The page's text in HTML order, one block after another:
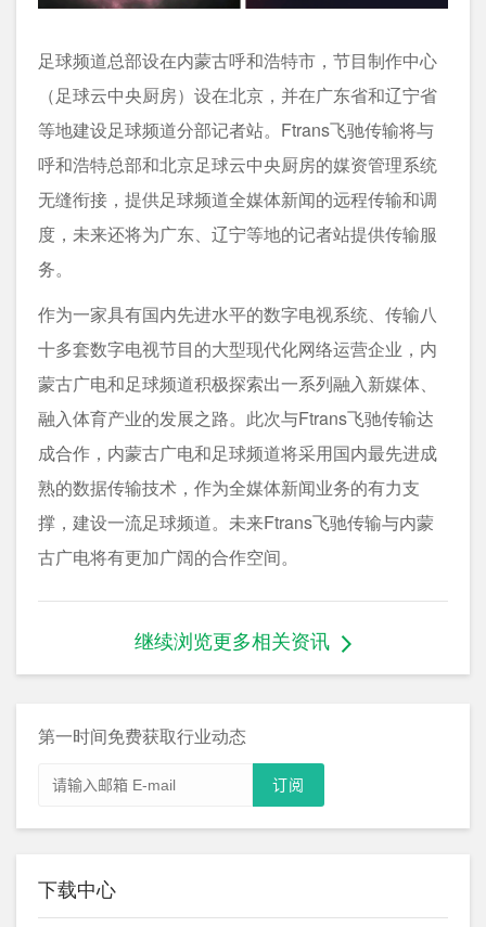
足球频道总部设在内蒙古呼和浩特市，节目制作中心
（足球云中央厨房）设在北京，并在广东省和辽宁省
等地建设足球频道分部记者站。Ftrans飞驰传输将与
呼和浩特总部和北京足球云中央厨房的媒资管理系统
无缝衔接，提供足球频道全媒体新闻的远程传输和调
度，未来还将为广东、辽宁等地的记者站提供传输服
务。
作为一家具有国内先进水平的数字电视系统、传输八
十多套数字电视节目的大型现代化网络运营企业，内
蒙古广电和足球频道积极探索出一系列融入新媒体、
融入体育产业的发展之路。此次与Ftrans飞驰传输达
成合作，内蒙古广电和足球频道将采用国内最先进成
熟的数据传输技术，作为全媒体新闻业务的有力支
撑，建设一流足球频道。未来Ftrans飞驰传输与内蒙
古广电将有更加广阔的合作空间。
继续浏览更多相关资讯
第一时间免费获取行业动态
下载中心